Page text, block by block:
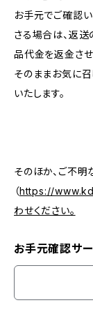
お手元でご確認
さる場合は、返
品代金を返金させ
そのままお気に
いたします。
そのほか、ご不明
（https://
わせください。
お手元確認サ